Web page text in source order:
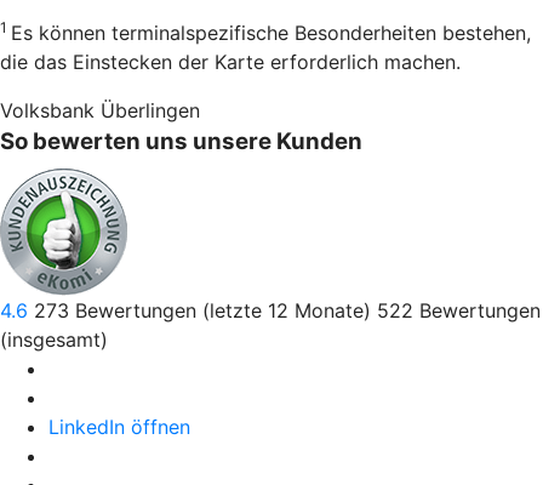
1 Es können terminalspezifische Besonderheiten bestehen,
die das Einstecken der Karte erforderlich machen.
Volksbank Überlingen
So bewerten uns unsere Kunden
4.6 273 Bewertungen (letzte 12 Monate) 522 Bewertungen
(insgesamt)
LinkedIn öffnen